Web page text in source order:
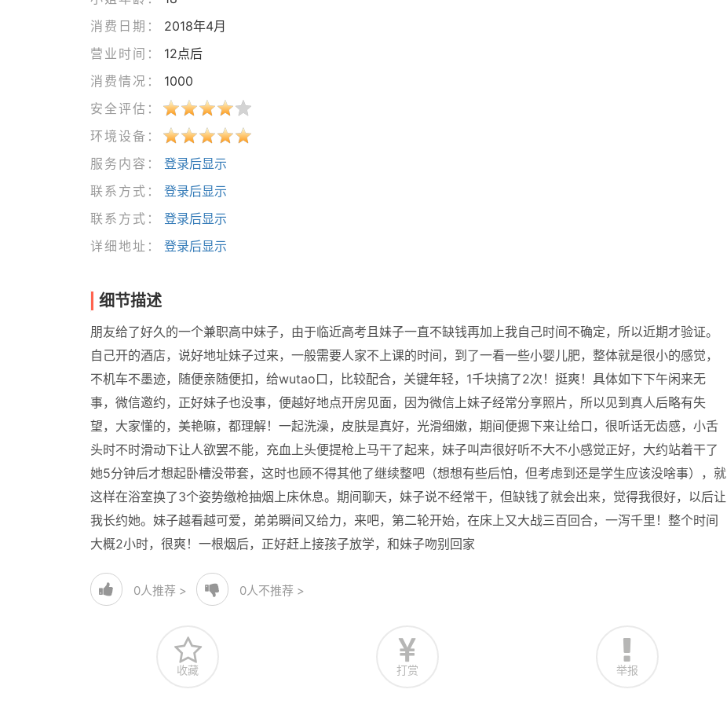
消费日期：
2018年4月
营业时间：
12点后
消费情况：
1000
安全评估：
环境设备：
服务内容：
登录后显示
联系方式：
登录后显示
联系方式：
登录后显示
详细地址：
登录后显示
细节描述
朋友给了好久的一个兼职高中妹子，由于临近高考且妹子一直不缺钱再加上我自己时间不确定，所以近期才验证。
自己开的酒店，说好地址妹子过来，一般需要人家不上课的时间，到了一看一些小婴儿肥，整体就是很小的感觉，
不机车不墨迹，随便亲随便扣，给wutao口，比较配合，关键年轻，1千块搞了2次！挺爽！具体如下下午闲来无
事，微信邀约，正好妹子也没事，便越好地点开房见面，因为微信上妹子经常分享照片，所以见到真人后略有失
望，大家懂的，美艳嘛，都理解！一起洗澡，皮肤是真好，光滑细嫩，期间便摁下来让给口，很听话无齿感，小舌
头时不时滑动下让人欲罢不能，充血上头便提枪上马干了起来，妹子叫声很好听不大不小感觉正好，大约站着干了
她5分钟后才想起卧槽没带套，这时也顾不得其他了继续整吧（想想有些后怕，但考虑到还是学生应该没啥事），就
这样在浴室换了3个姿势缴枪抽烟上床休息。期间聊天，妹子说不经常干，但缺钱了就会出来，觉得我很好，以后让
我长约她。妹子越看越可爱，弟弟瞬间又给力，来吧，第二轮开始，在床上又大战三百回合，一泻千里！整个时间
大概2小时，很爽！一根烟后，正好赶上接孩子放学，和妹子吻别回家
0人推荐 > 0人不推荐 >
收藏 打赏 举报